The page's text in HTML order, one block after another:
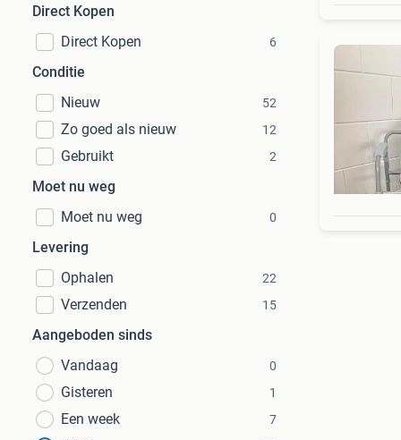
Direct Kopen
Direct Kopen
6
Conditie
Nieuw
52
Zo goed als nieuw 12
Gebruikt 2
Moet nu weg
Moet nu weg
0
Levering
Ophalen
22
Verzenden 15
Aangeboden sinds
Vandaag
0
Gisteren 1
Een week 7